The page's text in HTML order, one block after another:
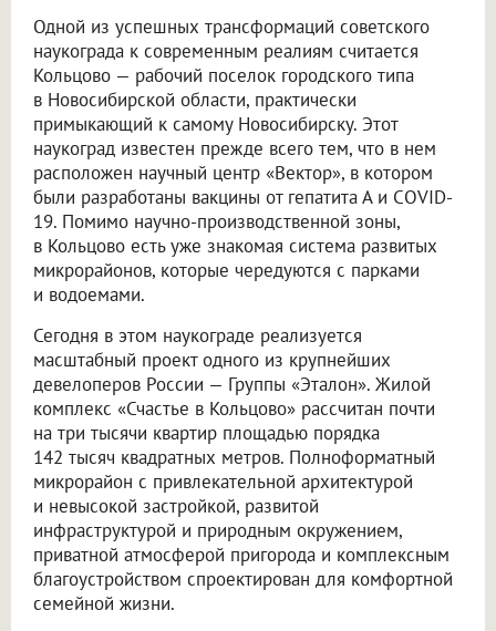
Одной из успешных трансформаций советского
наукограда к современным реалиям считается
Кольцово — рабочий поселок городского типа
в Новосибирской области, практически
примыкающий к самому Новосибирску. Этот
наукоград известен прежде всего тем, что в нем
расположен научный центр «Вектор», в котором
были разработаны вакцины от гепатита А и COVID-
19. Помимо научно-производственной зоны,
в Кольцово есть уже знакомая система развитых
микрорайонов, которые чередуются с парками
и водоемами.
Сегодня в этом наукограде реализуется
масштабный проект одного из крупнейших
девелоперов России — Группы «Эталон». Жилой
комплекс «Счастье в Кольцово» рассчитан почти
на три тысячи квартир площадью порядка
142 тысяч квадратных метров. Полноформатный
микрорайон с привлекательной архитектурой
и невысокой застройкой, развитой
инфраструктурой и природным окружением,
приватной атмосферой пригорода и комплексным
благоустройством спроектирован для комфортной
семейной жизни.